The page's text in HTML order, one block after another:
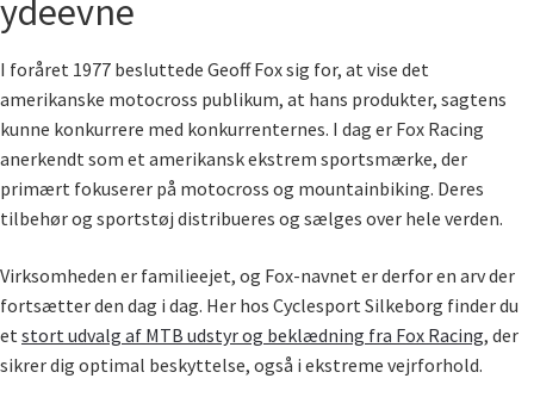
ydeevne
I foråret 1977 besluttede Geoff Fox sig for, at vise det
amerikanske motocross publikum, at hans produkter, sagtens
kunne konkurrere med konkurrenternes. I dag er Fox Racing
anerkendt som et amerikansk ekstrem sportsmærke, der
primært fokuserer på motocross og mountainbiking. Deres
tilbehør og sportstøj distribueres og sælges over hele verden.
Virksomheden er familieejet, og Fox-navnet er derfor en arv der
fortsætter den dag i dag. Her hos Cyclesport Silkeborg finder du
et stort udvalg af MTB udstyr og beklædning fra Fox Racing, der
sikrer dig optimal beskyttelse, også i ekstreme vejrforhold.
Cykel reservedele
Støtteben
Cykelbremser
Energi / Pleje
Diverse
E-bike udstyr